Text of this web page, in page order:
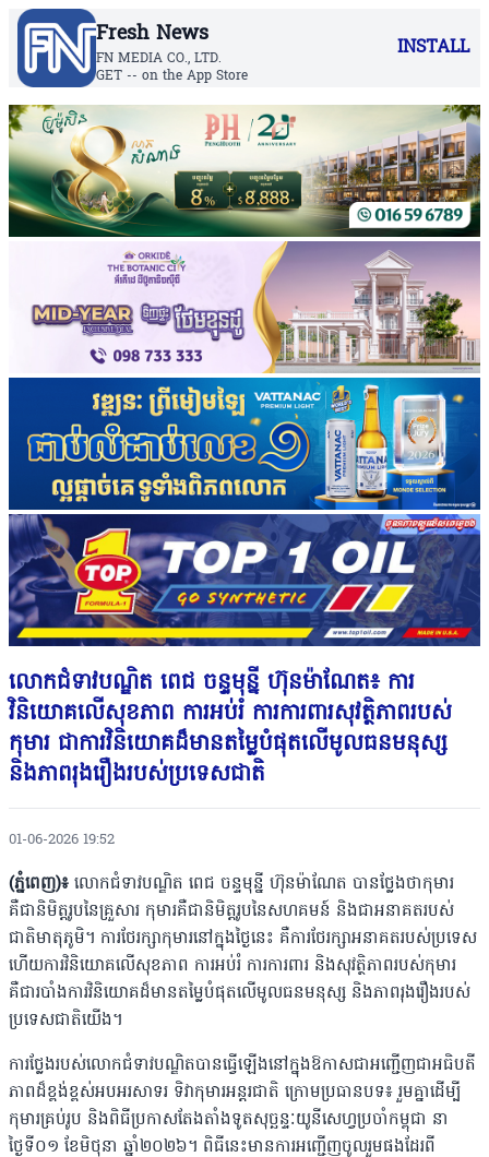
Fresh News
FN MEDIA CO., LTD.
GET -- on the App Store
INSTALL
លោកជំទាវបណ្ឌិត ពេជ ចន្ទមុន្នី ហ៊ុនម៉ាណែត៖ ការ
វិនិយោគលើសុខភាព ការអប់រំ ការការពារសុវត្ថិភាពរបស់
កុមារ ជាការវិនិយោគដ៏មានតម្លៃបំផុតលើមូលធនមនុស្ស
និងភាពរុងរឿងរបស់ប្រទេសជាតិ
01-06-2026 19:52
(ភ្នំពេញ)៖ លោកជំទាវបណ្ឌិត ពេជ ចន្ទមុន្នី ហ៊ុនម៉ាណែត បានថ្លែងថាកុមារ
គឺជានិមិត្តរូបនៃគ្រួសារ កុមារគឺជានិមិត្តរូបនៃសហគមន៍ និងជាអនាគតរបស់
ជាតិមាតុភូមិ។ ការថែរក្សាកុមារនៅក្នុងថ្ងៃនេះ គឺការថែរក្សាអនាគតរបស់ប្រទេស
ហើយការវិនិយោគលើសុខភាព ការអប់រំ ការការពារ និងសុវត្ថិភាពរបស់កុមារ
គឺជារបាំងការវិនិយោគដ៏មានតម្លៃបំផុតលើមូលធនមនុស្ស និងភាពរុងរឿងរបស់
ប្រទេសជាតិយើង។
ការថ្លែងរបស់លោកជំទាវបណ្ឌិតបានធ្វើឡើងនៅក្នុងឱកាសជាអញ្ជើញជាអធិបតី
ភាពដ៏ខ្ពង់ខ្ពស់អបអរសាទរ ទិវាកុមារអន្តរជាតិ ក្រោមប្រធានបទ៖ រួមគ្នាដើម្បី
កុមារគ្រប់រូប និងពិធីប្រកាសតែងតាំងទូតសុច្ឆន្ទៈយូនីសេហ្វប្រចាំកម្ពុជា នា
ថ្ងៃទី០១ ខែមិថុនា ឆ្នាំ២០២៦។ ពិធីនេះមានការអញ្ជើញចូលរួមផងដែរពី